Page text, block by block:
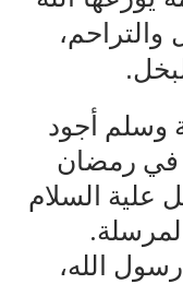
وسلم أجود
في رمضان
علية السلام
رسول الله،